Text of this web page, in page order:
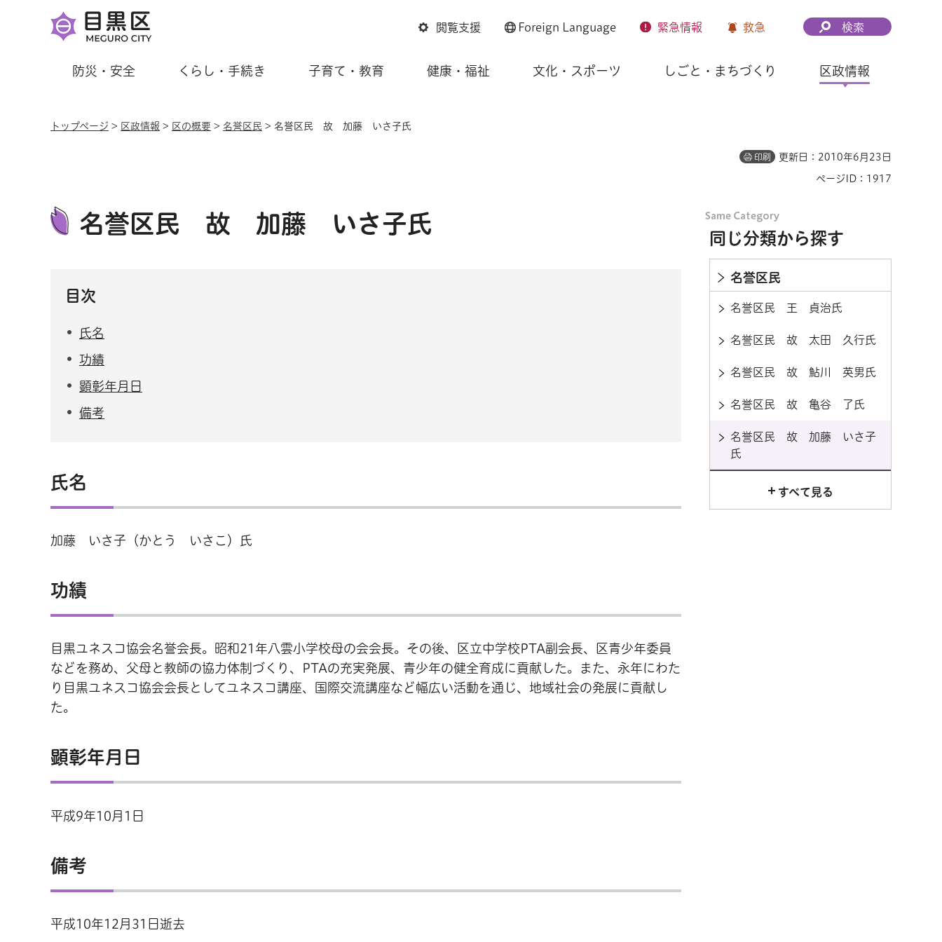
閲覧支援 Foreign Language 緊急情報 救急 検索
防災・安全 くらし・手続き 子育て・教育 健康・福祉 文化・スポーツ しごと・まちづくり 区政情報
トップページ > 区政情報 > 区の概要 > 名誉区民 > 名誉区民 故 加藤 いさ子氏
印刷 更新日：2010年6月23日
ページID：1917
名誉区民 故 加藤 いさ子氏
目次
氏名
功績
顕彰年月日
備考
氏名
加藤 いさ子（かとう いさこ）氏
功績
目黒ユネスコ協会名誉会長。昭和21年八雲小学校母の会会長。その後、区立中学校PTA副会長、区青少年委員
などを務め、父母と教師の協力体制づくり、PTAの充実発展、青少年の健全育成に貢献した。また、永年にわた
り目黒ユネスコ協会会長としてユネスコ講座、国際交流講座など幅広い活動を通じ、地域社会の発展に貢献し
た。
顕彰年月日
平成9年10月1日
備考
平成10年12月31日逝去
同じ分類から探す
名誉区民
名誉区民 王 貞治氏
名誉区民 故 太田 久行氏
名誉区民 故 鮎川 英男氏
名誉区民 故 亀谷 了氏
名誉区民 故 加藤 いさ子
氏
すべて見る